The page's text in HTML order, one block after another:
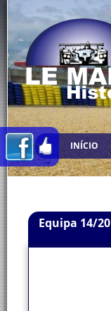
INÍCIO
Equipa 14/